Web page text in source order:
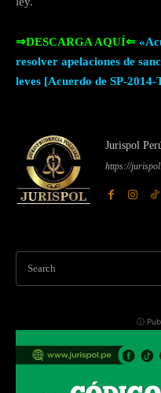
⇒DESCARGA AQUÍ⇐
resolver apelaciones de
leves [Acuerdo de SP-2014-
Jurispol
https://
Search
ⓘ